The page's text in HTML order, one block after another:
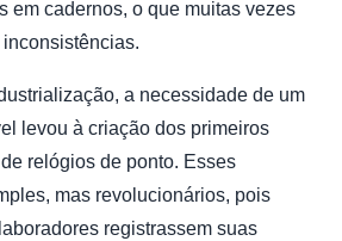
em cadernos, o que muitas vezes
a necessidade de um
levou à criação dos primeiros
relógios de ponto. Esses
mas revolucionários, pois
registrassem suas